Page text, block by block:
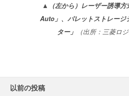
▲（左から）レーザー誘導方
Auto」、パレットストレージ
ター」
（出所：三菱ロ
以前の投稿